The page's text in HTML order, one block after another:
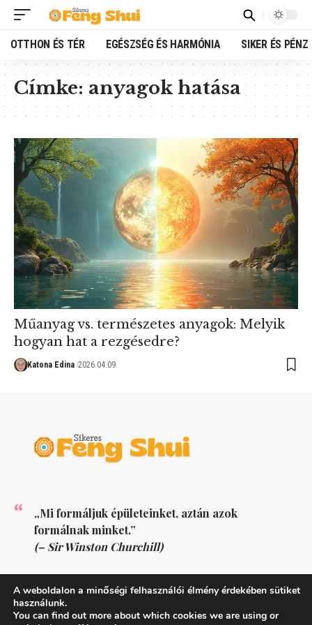
OTTHON ÉS TÉR EGÉSZSÉG ÉS HARMÓNIA SIKER ÉS PÉNZ
Címke:anyagok hatása
Műanyag vs. természetes anyagok: Melyik
hogyan hat a rezgésedre?
Katona Edina 2026.04.09.
„Mi formáljuk épületeinket, aztán azok
formálnak minket.”
(– Sir Winston Churchill)
A weboldalon a minőségi felhasználói élmény érdekében sütiket
használunk.
You can find out more about which cookies we are using or